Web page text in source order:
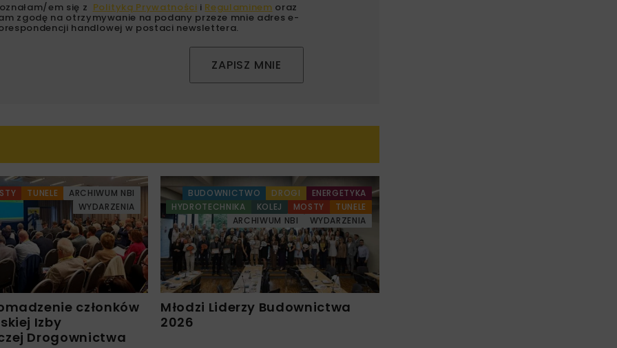
em się z Polityką Prywatności i Regulaminem oraz
zgodę na otrzymywanie na podany przeze mnie adres e-
handlowej w postaci newslettera.
ZAPISZ MNIE
TUNELE
ARCHIWUM NBI
WYDARZENIA
członków
Izby
Drogownictwa
BUDOWNICTWO DROGI
ENERGETYKA
HYDROTECHNIKA
KOLEJ MOSTY
TUNELE
ARCHIWUM NBI
WYDARZENIA
Młodzi Liderzy Budownictwa
2026